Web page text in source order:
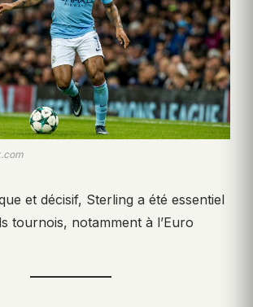
et décisif, Sterling a été essentiel
tournois, notamment à l’Euro